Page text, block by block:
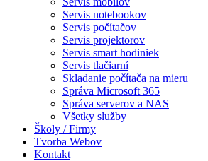
Servis notebookov
Servis počítačov
Servis projektorov
Servis smart hodiniek
Servis tlačiarní
Skladanie počítača na mieru
Správa Microsoft 365
Správa serverov a NAS
Všetky služby
Školy / Firmy
Tvorba Webov
Kontakt